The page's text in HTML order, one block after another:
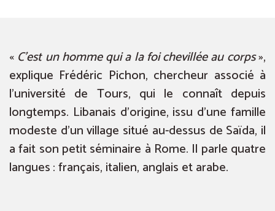
« C’est un homme qui a la foi chevillée au corps»,
explique Frédéric Pichon, chercheur associé à
l’université de Tours, qui le connaît depuis
longtemps. Libanais d’origine, issu d’une famille
modeste d’un village situé au-dessus de Saïda, il
a fait son petit séminaire à Rome. Il parle quatre
langues : français, italien, anglais et arabe.